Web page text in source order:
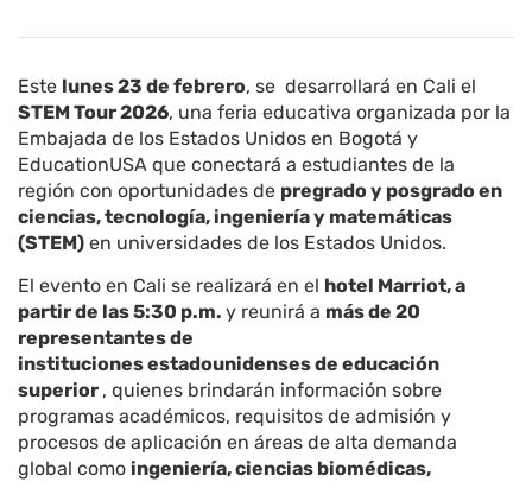
Este lunes 23 de febrero, se desarrollará en Cali el
STEM Tour 2026, una feria educativa organizada por la
Embajada de los Estados Unidos en Bogotá y
EducationUSA que conectará a estudiantes de la
región con oportunidades de pregrado y posgrado en
ciencias, tecnología, ingeniería y matemáticas
(STEM) en universidades de los Estados Unidos.
El evento en Cali se realizará en el hotel Marriot, a
partir de las 5:30 p.m. y reunirá a más de 20
representantes de
institucionesestadounidensesde educación
superior , quienes brindarán información sobre
programas académicos, requisitos de admisión y
procesos de aplicación en áreas de alta demanda
global como ingeniería, ciencias biomédicas,